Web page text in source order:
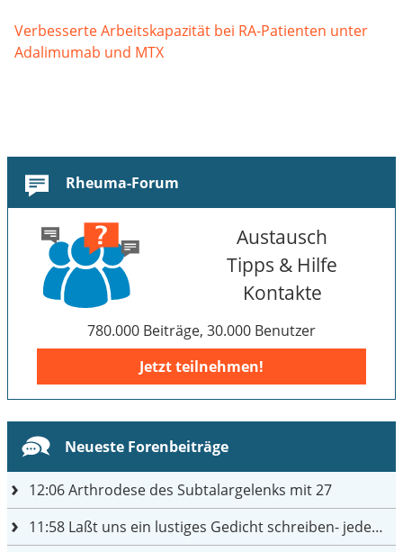
Verbesserte Arbeitskapazität bei RA-Patienten unter
Adalimumab und MTX
Rheuma-Forum
Austausch
Tipps & Hilfe
Kontakte
780.000 Beiträge, 30.000 Benutzer
Jetzt teilnehmen!
Neueste Forenbeiträge
12:06Arthrodese des Subtalargelenks mit 27
11:58 Laßt uns ein lustiges Gedicht schreiben- jeder einen Satz